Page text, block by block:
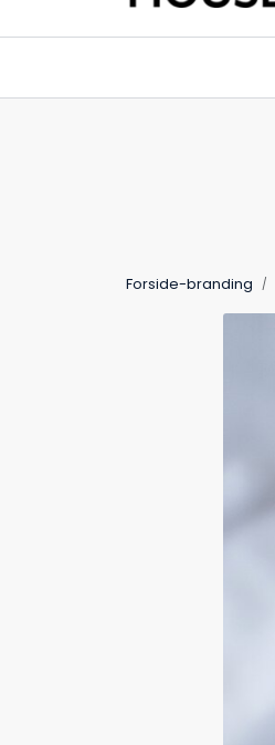
Skip to main content
Forside-branding